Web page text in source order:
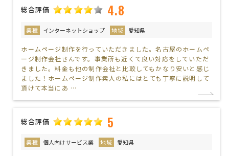
総合評価 4.8
業種 インターネットショップ 地域 愛知県
ホームページ制作を行っていただきました。名古屋のホームペ
ージ制作会社さんです。事業所も近くて良い対応をしていただ
きました。料金も他の制作会社と比較してもかなり安いと感じ
ました！ホームページ制作素人の私にはとても丁寧に説明して
頂けて本当にあ …
総合評価 5
業種 個人向けサービス業 地域 愛知県